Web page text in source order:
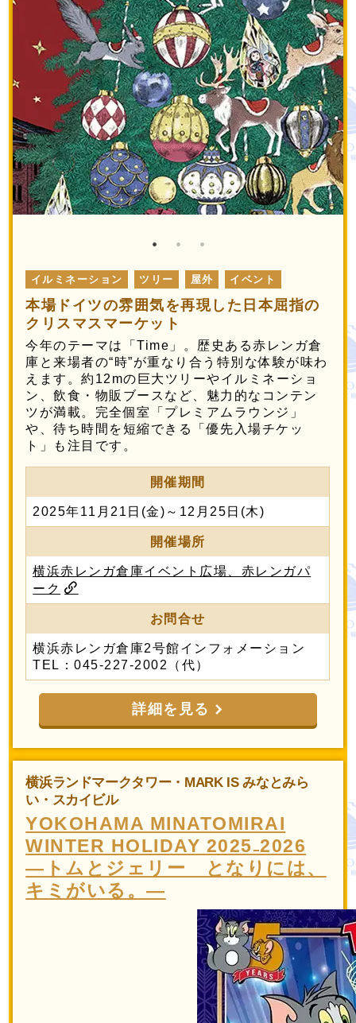
イルミネーション ツリー 屋外 イベント
本場ドイツの雰囲気を再現した日本屈指の
クリスマスマーケット
今年のテーマは「Time」。歴史ある赤レンガ倉
庫と来場者の“時”が重なり合う特別な体験が味わ
えます。約12mの巨大ツリーやイルミネーショ
ン、飲食・物販ブースなど、魅力的なコンテン
ツが満載。完全個室「プレミアムラウンジ」
や、待ち時間を短縮できる「優先入場チケッ
ト」も注目です。
開催期間
2025年11月21日(金)～12月25日(木)
開催場所
横浜赤レンガ倉庫イベント広場、赤レンガパ
ーク
お問合せ
横浜赤レンガ倉庫2号館インフォメーション
TEL：045-227-2002（代）
詳細を見る
横浜ランドマークタワー・MARK IS みなとみら
い・スカイビル
YOKOHAMA MINATOMIRAI
WINTER HOLIDAY 2025₋2026
―トムとジェリー となりには、
キミがいる。―